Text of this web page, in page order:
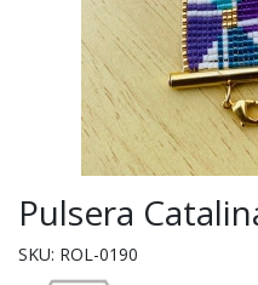
Pulsera
SKU: ROL-0190